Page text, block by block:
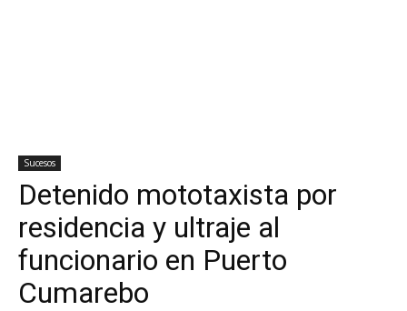
Sucesos
Detenido mototaxista por
residencia y ultraje al
funcionario en Puerto
Cumarebo